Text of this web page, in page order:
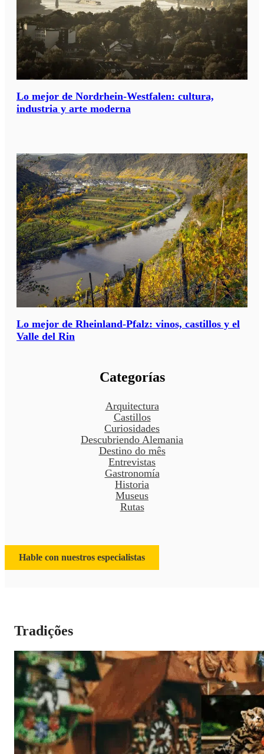
Lo mejor de Nordrhein-Westfalen: cultura,
industria y arte moderna
Lo mejor de Rheinland-Pfalz: vinos, castillos y el
Valle del Rin
Categorías
Arquitectura
Castillos
Curiosidades
Descubriendo Alemania
Destino do mês
Entrevistas
Gastronomía
Historia
Museus
Rutas
Hable con nuestros especialistas
Tradições